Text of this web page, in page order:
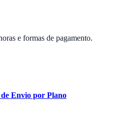
e formas de pagamento.
Envio por Plano